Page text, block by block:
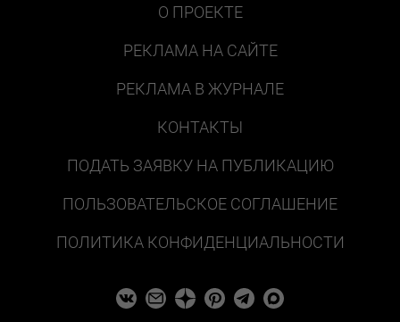
О ПРОЕКТЕ
РЕКЛАМА НА САЙТЕ
РЕКЛАМА В ЖУРНАЛЕ
КОНТАКТЫ
ПОДАТЬ ЗАЯВКУ НА ПУБЛИКАЦИЮ
ПОЛЬЗОВАТЕЛЬСКОЕ СОГЛАШЕНИЕ
ПОЛИТИКА КОНФИДЕНЦИАЛЬНОСТИ